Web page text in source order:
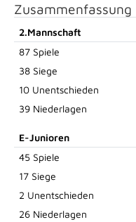
Zusammenfassung
2.Mannschaft
87 Spiele
38 Siege
10 Unentschieden
39 Niederlagen
E-Junioren
45 Spiele
17 Siege
2 Unentschieden
26 Niederlagen